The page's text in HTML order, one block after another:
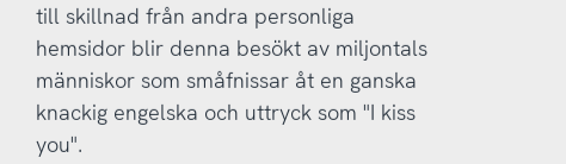
till skillnad från andra personliga
hemsidor blir denna besökt av miljontals
människor som småfnissar åt en ganska
knackig engelska och uttryck som "I kiss
you".